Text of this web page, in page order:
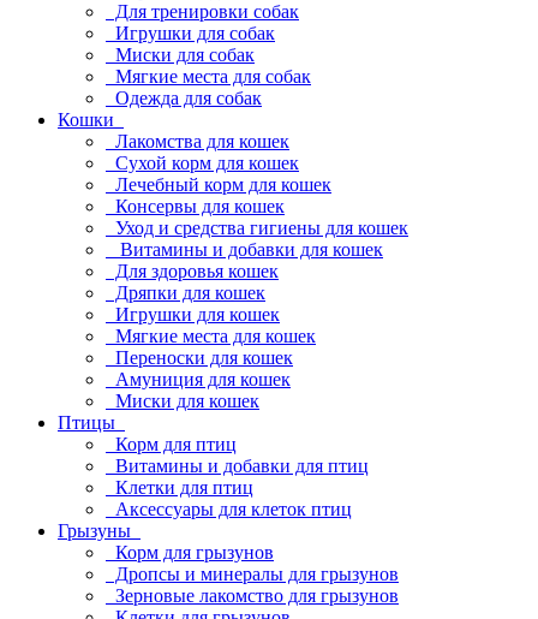
Для тренировки собак
Игрушки для собак
Миски для собак
Мягкие места для собак
Одежда для собак
Кошки
Лакомства для кошек
Сухой корм для кошек
Лечебный корм для кошек
Консервы для кошек
Уход и средства гигиены для кошек
Витамины и добавки для кошек
Для здоровья кошек
Дряпки для кошек
Игрушки для кошек
Мягкие места для кошек
Переноски для кошек
Амуниция для кошек
Миски для кошек
Птицы
Корм для птиц
Витамины и добавки для птиц
Клетки для птиц
Аксессуары для клеток птиц
Грызуны
Корм для грызунов
Дропсы и минералы для грызунов
Зерновые лакомство для грызунов